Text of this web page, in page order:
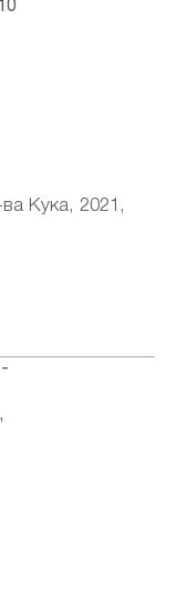
Кука, 2021,